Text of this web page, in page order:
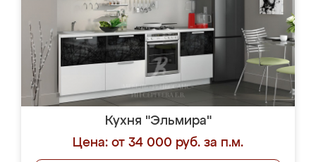
Кухня "Эльмира"
Цена: от 34 000 руб. за п.м.